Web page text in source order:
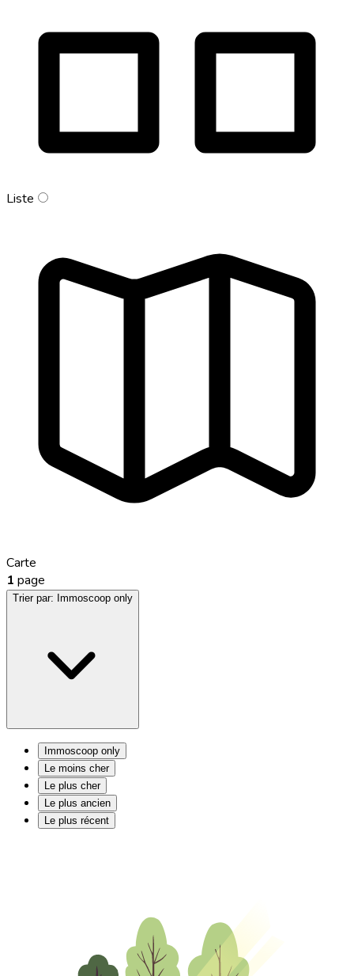
Liste
Carte
1 page
Trier par: Immoscoop only
Immoscoop only
Le moins cher
Le plus cher
Le plus ancien
Le plus récent